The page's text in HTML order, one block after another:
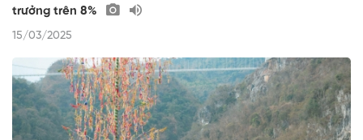
trưởng trên 8%
15/03/2025